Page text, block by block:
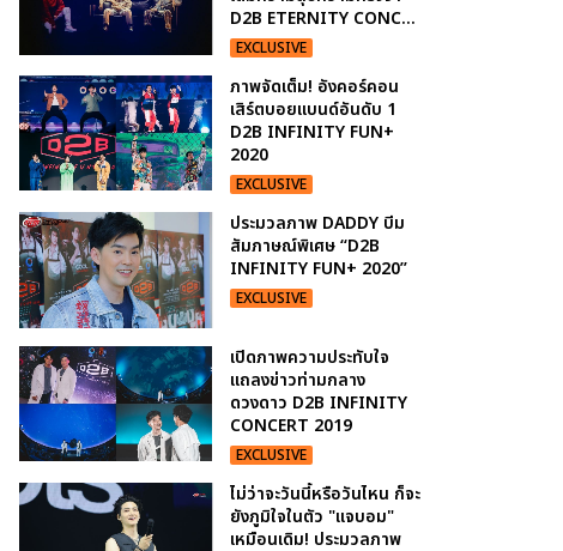
D2B ETERNITY CONC...
EXCLUSIVE
ภาพจัดเต็ม! อังคอร์คอน
เสิร์ตบอยแบนด์อันดับ 1
D2B INFINITY FUN+
2020
EXCLUSIVE
ประมวลภาพ DADDY บีม
สัมภาษณ์พิเศษ “D2B
INFINITY FUN+ 2020”
EXCLUSIVE
เปิดภาพความประทับใจ
แถลงข่าวท่ามกลาง
ดวงดาว D2B INFINITY
CONCERT 2019
EXCLUSIVE
ไม่ว่าจะวันนี้หรือวันไหน ก็จะ
ยังภูมิใจในตัว "แจบอม"
เหมือนเดิม! ประมวลภาพ